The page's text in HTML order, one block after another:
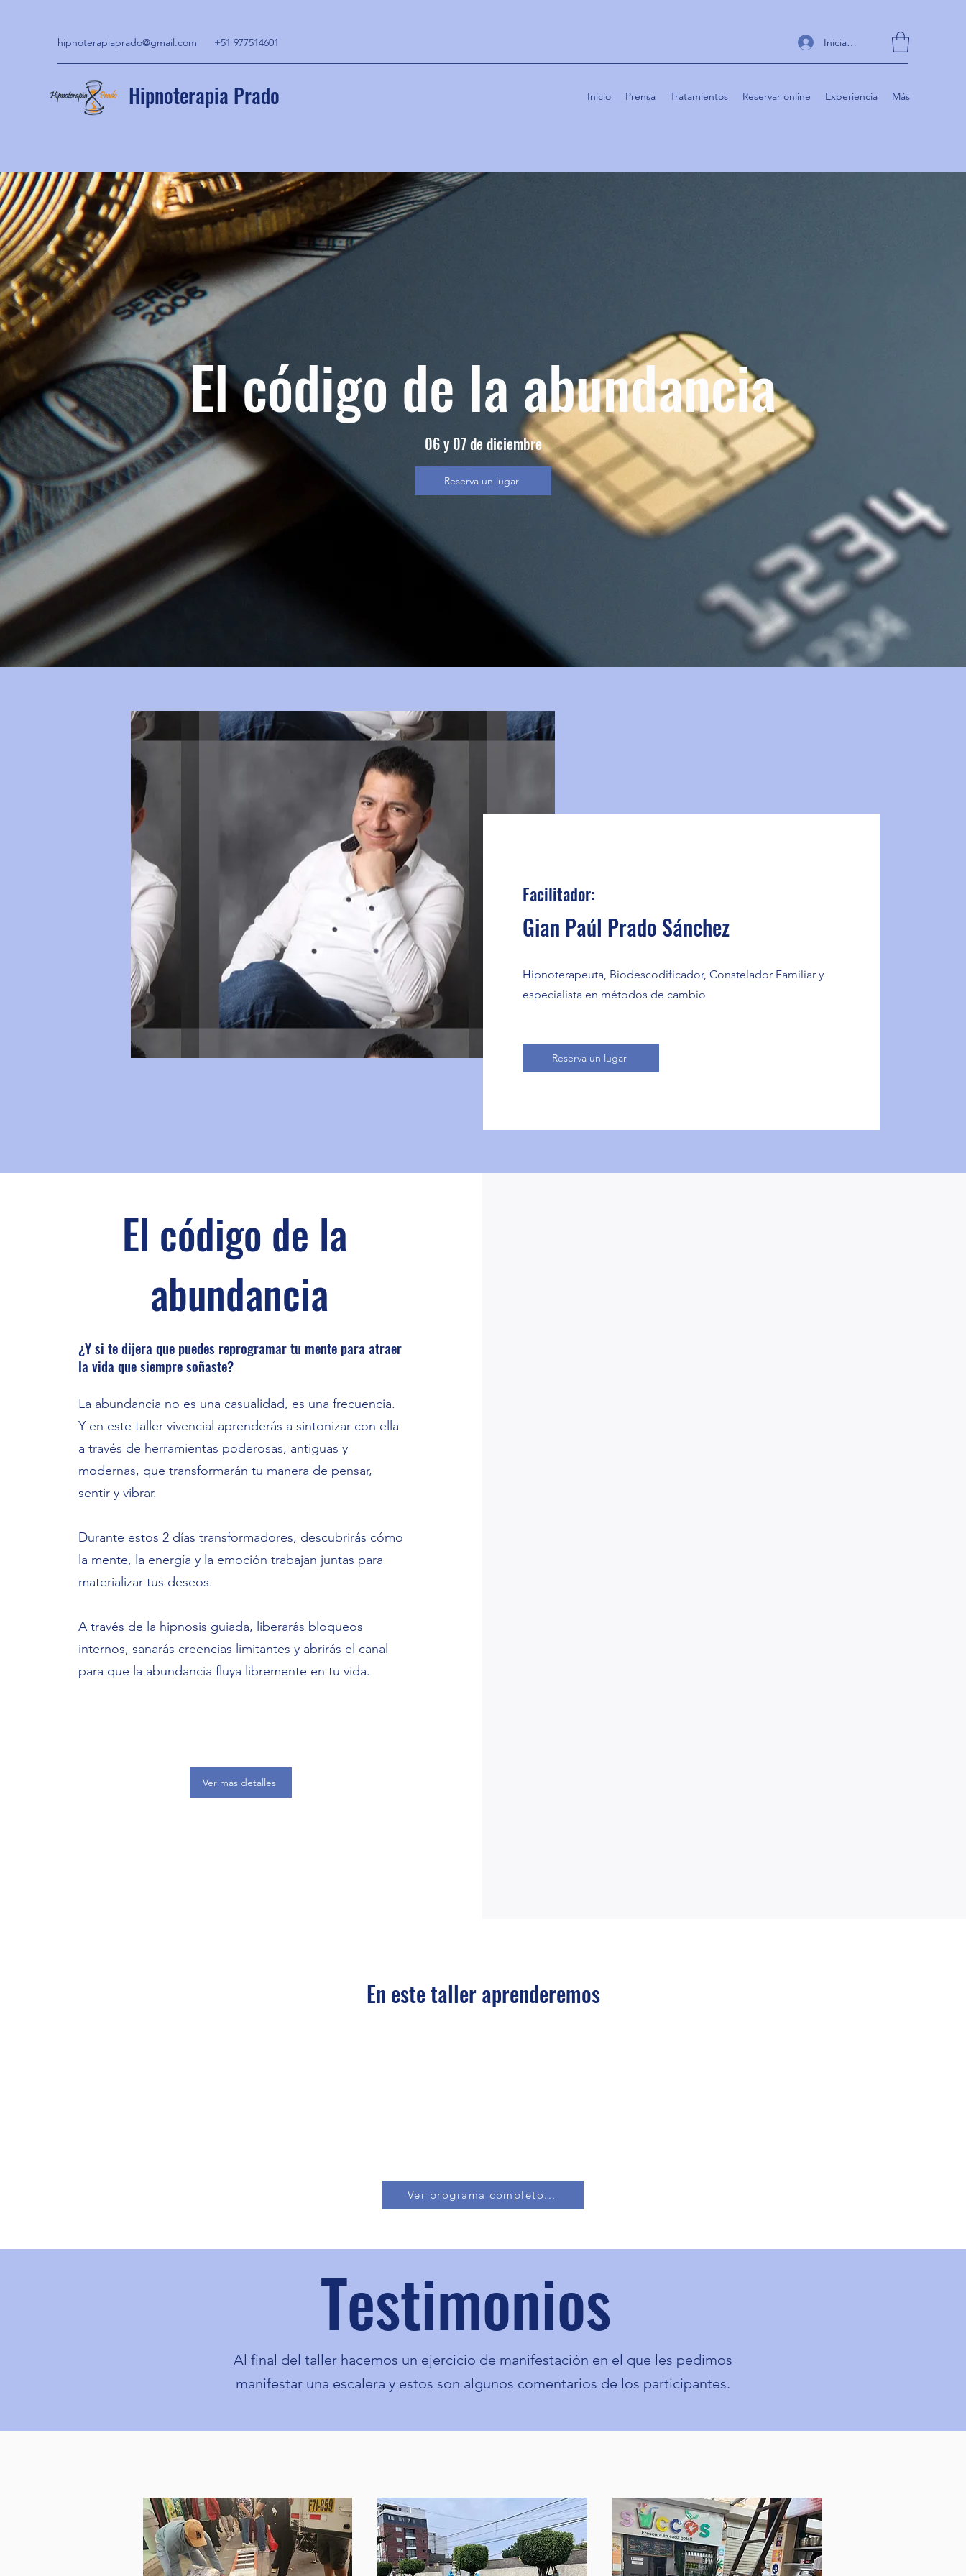
hipnoterapiaprado@gmail.com +51 977514601 Iniciar sesión
Hipnoterapia Prado Inicio Prensa Tratamientos Reservar online Experiencia Más
El código de la abundancia
06 y 07 de diciembre
Reserva un lugar
Facilitador:
Gian Paúl Prado Sánchez
Hipnoterapeuta, Biodescodificador, Constelador Familiar y
especialista en métodos de cambio
Reserva un lugar
El código de la
abundancia
¿Y si te dijera que puedes reprogramar tu mente para atraer
la vida que siempre soñaste?
La abundancia no es una casualidad, es una frecuencia.
Y en este taller vivencial aprenderás a sintonizar con ella
a través de herramientas poderosas, antiguas y
modernas, que transformarán tu manera de pensar,
sentir y vibrar.
Durante estos 2 días transformadores, descubrirás cómo
la mente, la energía y la emoción trabajan juntas para
materializar tus deseos.
A través de la hipnosis guiada, liberarás bloqueos
internos, sanarás creencias limitantes y abrirás el canal
para que la abundancia fluya libremente en tu vida.
Ver más detalles
En este taller aprenderemos
Ver programa completo...
Testimonios
Al final del taller hacemos un ejercicio de manifestación en el que les pedimos
manifestar una escalera y estos son algunos comentarios de los participantes.